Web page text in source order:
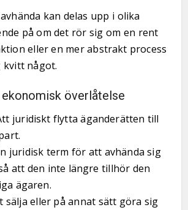
kan delas upp i olika
på om det rör sig om en rent
eller en mer abstrakt process
kvitt något.
överlåtelse
juridiskt flytta äganderätten till
juridisk term för att avhända sig
att den inte längre tillhör den
ägaren.
sälja eller på annat sätt göra sig